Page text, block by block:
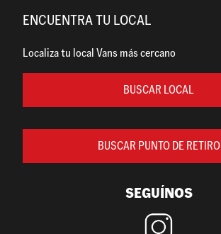
ENCUENTRA TU LOCAL
Localiza tu local Vans más cercano
BUSCAR LOCAL
BUSCAR PUNTO DE RETIRO
SEGUÍNOS